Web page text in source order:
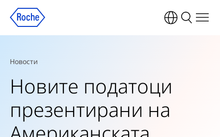
Новости
Новите податоци
презентирани на